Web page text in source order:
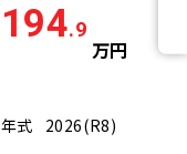
194.9
万円
年式 2026(R8)